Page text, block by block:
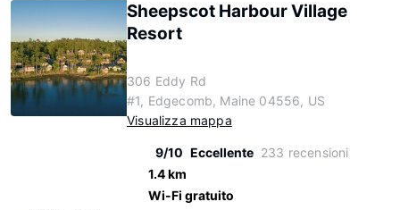
Sheepscot Harbour Village
Resort
306 Eddy Rd
#1, Edgecomb, Maine 04556, US
Visualizza mappa
9/10 Eccellente 233 recensioni
1.4 km
Wi-Fi gratuito